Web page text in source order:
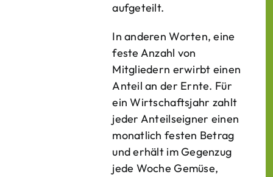
aufgeteilt.
In anderen Worten, eine
feste Anzahl von
Mitgliedern erwirbt einen
Anteil an der Ernte. Für
ein Wirtschaftsjahr zahlt
jeder Anteilseigner einen
monatlich festen Betrag
und erhält im Gegenzug
jede Woche Gemüse,